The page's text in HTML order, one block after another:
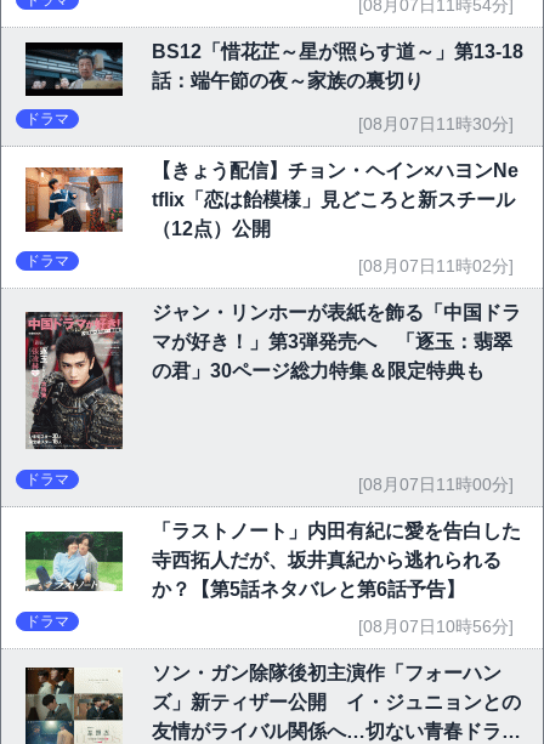
[08月07日11時54分]
BS12「惜花芷～星が照らす道～」第13-18
話：端午節の夜～家族の裏切り
ドラマ [08月07日11時30分]
【きょう配信】チョン・ヘイン×ハヨンNe
tflix「恋は飴模様」見どころと新スチール
（12点）公開
ドラマ [08月07日11時02分]
ジャン・リンホーが表紙を飾る「中国ドラ
マが好き！」第3弾発売へ 「逐玉：翡翠
の君」30ページ総力特集＆限定特典も
ドラマ [08月07日11時00分]
「ラストノート」内田有紀に愛を告白した
寺西拓人だが、坂井真紀から逃れられる
か？【第5話ネタバレと第6話予告】
ドラマ [08月07日10時56分]
ソン・ガン除隊後初主演作「フォーハン
ズ」新ティザー公開 イ・ジュニョンとの
友情がライバル関係へ…切ない青春ドラマ